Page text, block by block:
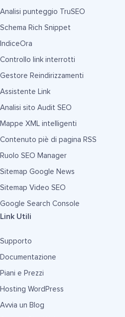
Analisi punteggio TruSEO
Schema Rich Snippet
IndiceOra
Controllo link interrotti
Gestore Reindirizzamenti
Assistente Link
Analisi sito Audit SEO
Mappe XML intelligenti
Contenuto piè di pagina RSS
Ruolo SEO Manager
Sitemap Google News
Sitemap Video SEO
Google Search Console
Link Utili
Supporto
Documentazione
Piani e Prezzi
Hosting WordPress
Avvia un Blog